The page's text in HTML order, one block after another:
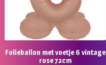
Folieballon met voetje 6 vintage
rose 72cm